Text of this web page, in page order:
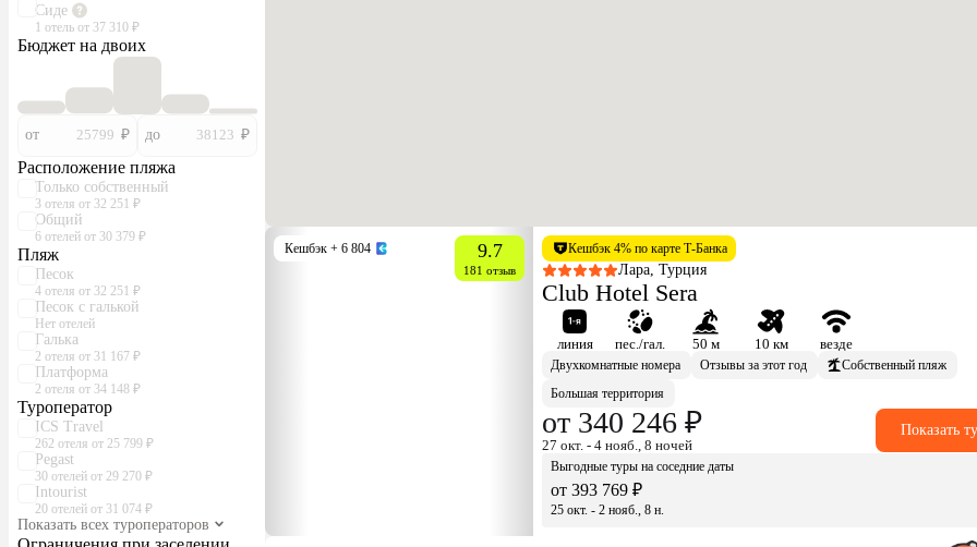
Сиде
1 отель от 37 310 ₽
Бюджет на двоих
от ₽ до ₽
Расположение пляжа
Только собственный
3 отеля от 32 251 ₽
Общий
6 отелей от 30 379 ₽
Пляж
Песок
4 отеля от 32 251 ₽
Песок с галькой
Нет отелей
Галька
2 отеля от 31 167 ₽
Платформа
2 отеля от 34 148 ₽
Туроператор
ICS Travel
262 отеля от 25 799 ₽
Pegast
30 отелей от 29 270 ₽
Intourist
20 отелей от 31 074 ₽
Показать всех туроператоров
Кешбэк + 6 804 9.7
181 отзыв
Кешбэк 4% по карте Т-Банка
Лара, Турция
Club Hotel Sera
линия пес./гал. 50 м 10 км
везде
Двухкомнатные номера
Отзывы за этот год
Собственный пляж
Большая территория
от 340 246 ₽
27 окт. - 4 нояб., 8 ночей
Показать
Выгодные туры на соседние даты
от 393 769 ₽
25 окт. - 2 нояб., 8 н.